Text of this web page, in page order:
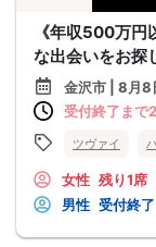
《年収500万円
な出会いをお探
金沢市 | 8月
受付終了まで
ツヴァイ
女性 残り1席
男性 受付終了